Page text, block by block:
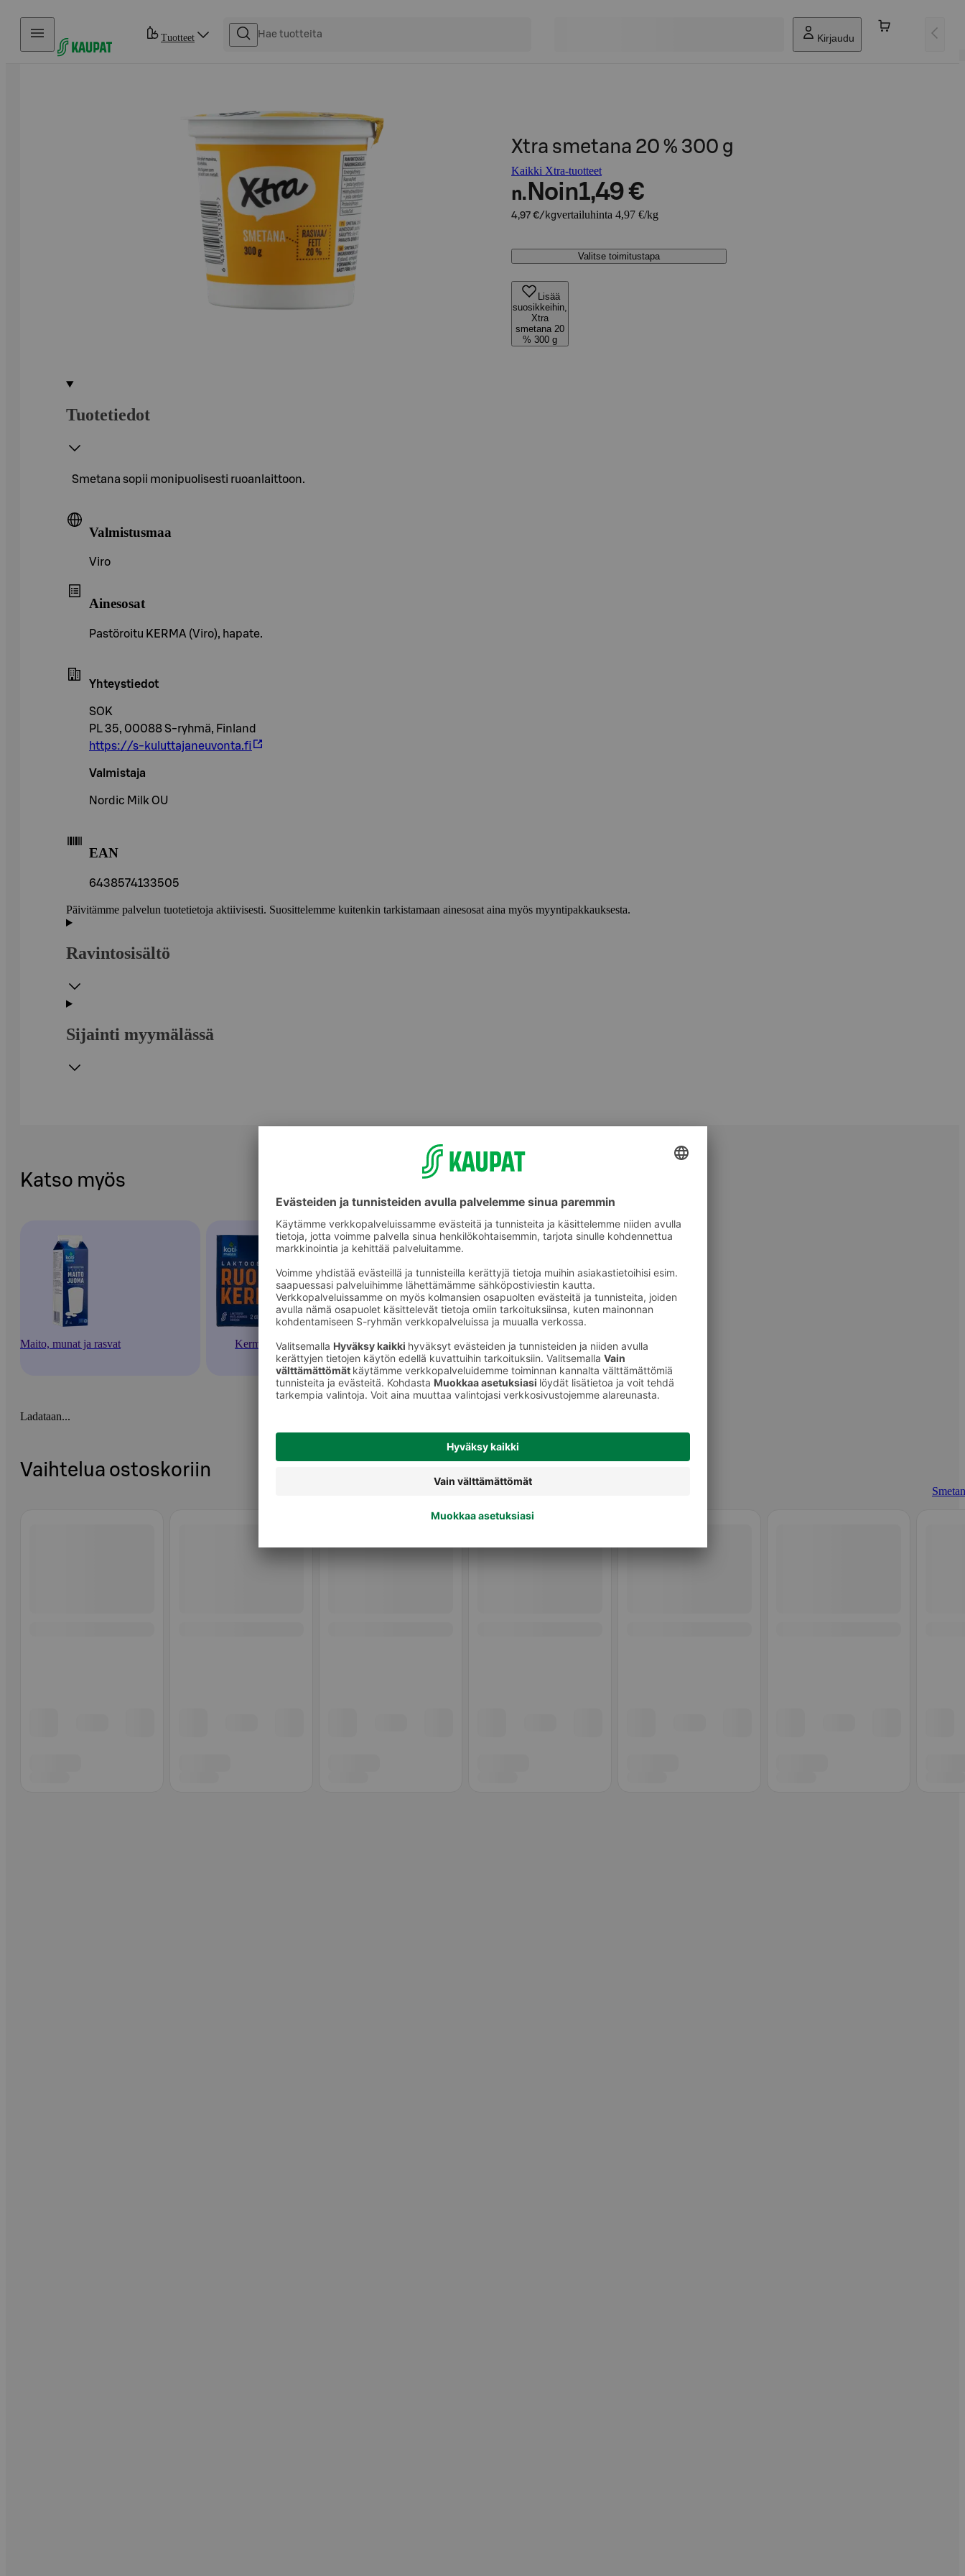
Hyppää sisältöön
Tuotteet Kirjaudu
Xtra smetana 20 % 300 g
Kaikki Xtra-tuotteet
n. Noin1,49 €
4,97 €/kgvertailuhinta 4,97 €/kg
Valitse toimitustapa
Lisää
suosikkeihin,
Xtra
smetana 20
% 300 g
Tuotetiedot
Smetana sopii monipuolisesti ruoanlaittoon.
Valmistusmaa
Viro
Ainesosat
Pastöroitu KERMA (Viro), hapate.
Yhteystiedot
SOK
PL 35, 00088 S-ryhmä, Finland
https://s-kuluttajaneuvonta.fi
Valmistaja
Nordic Milk OU
EAN
6438574133505
Päivitämme palvelun tuotetietoja aktiivisesti. Suosittelemme kuitenkin tarkistamaan ainesosat aina myös myyntipakkauksesta.
Ravintosisältö
Sijainti myymälässä
Katso myös
Maito, munat ja rasvat Kermat Smetanat
Ladataan...
Vaihtelua ostoskoriin